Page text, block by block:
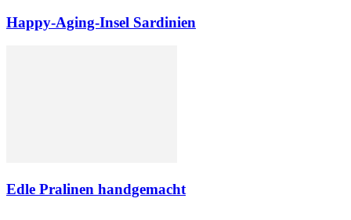
Happy-Aging-Insel Sardinien
Edle Pralinen handgemacht